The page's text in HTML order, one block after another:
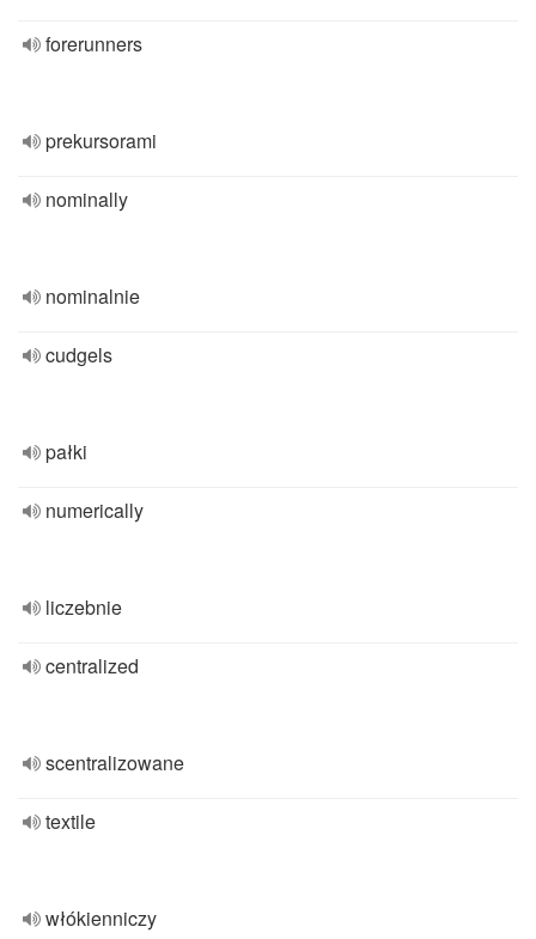
forerunners
prekursorami
nominally
nominalnie
cudgels
pałki
numerically
liczebnie
centralized
scentralizowane
textile
włókienniczy